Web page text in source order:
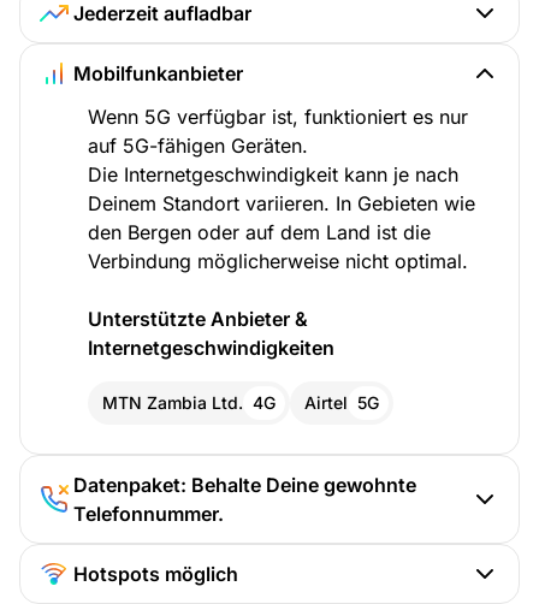
Jederzeit aufladbar
Mobilfunkanbieter
Wenn 5G verfügbar ist, funktioniert es nur
auf 5G-fähigen Geräten.
Die Internetgeschwindigkeit kann je nach
Deinem Standort variieren. In Gebieten wie
den Bergen oder auf dem Land ist die
Verbindung möglicherweise nicht optimal.
Unterstützte Anbieter &
Internetgeschwindigkeiten
MTN Zambia Ltd. 4G Airtel 5G
Datenpaket: Behalte Deine gewohnte
Telefonnummer.
Hotspots möglich